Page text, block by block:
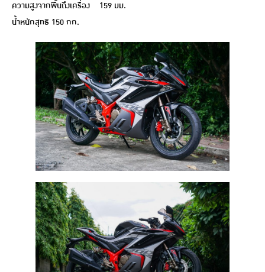
ความสูงจากพื้นถึงเครื่อง 159 มม.
น้ำหนักสุทธิ 150 กก.